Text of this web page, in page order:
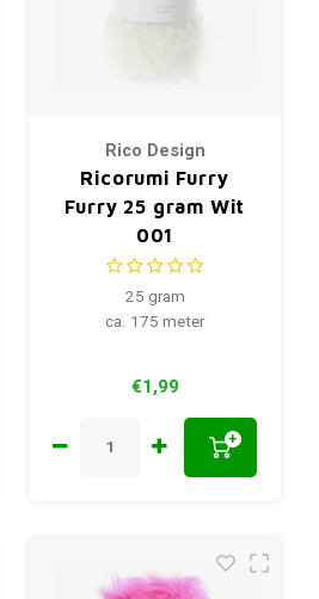
Rico Design
Ricorumi Furry
Furry 25 gram Wit
001
25 gram
ca. 175 meter
€1,99
+